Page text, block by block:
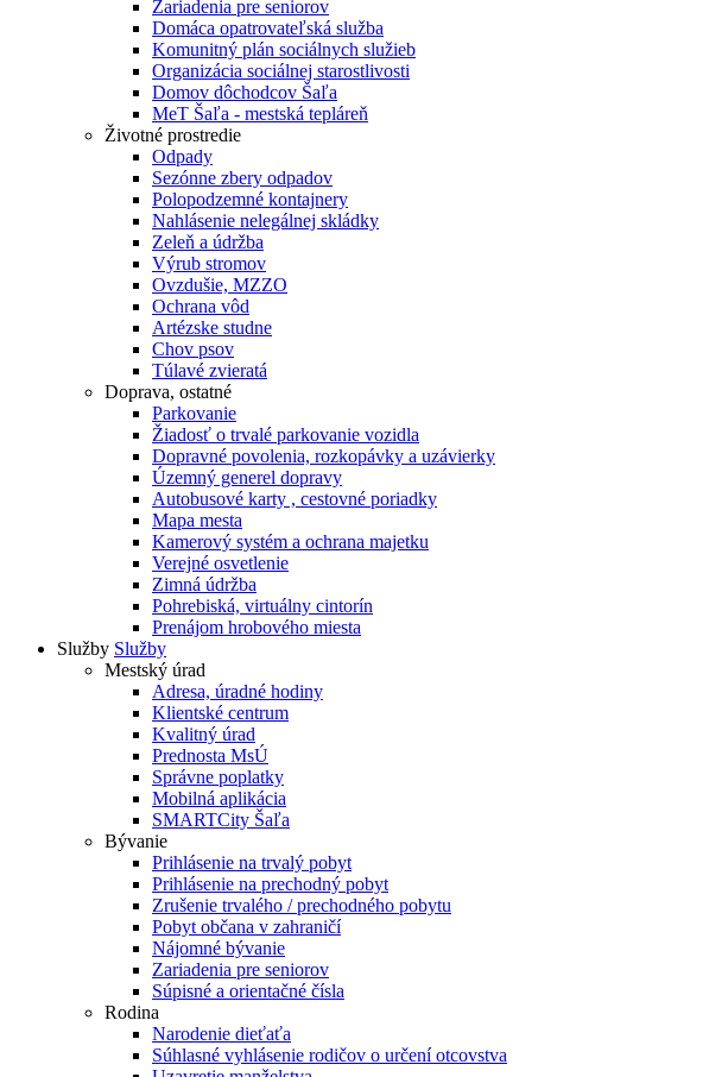
Zariadenia pre seniorov
Domáca opatrovateľská služba
Komunitný plán sociálnych služieb
Organizácia sociálnej starostlivosti
Domov dôchodcov Šaľa
MeT Šaľa - mestská tepláreň
Životné prostredie
Odpady
Sezónne zbery odpadov
Polopodzemné kontajnery
Nahlásenie nelegálnej skládky
Zeleň a údržba
Výrub stromov
Ovzdušie, MZZO
Ochrana vôd
Artézske studne
Chov psov
Túlavé zvieratá
Doprava, ostatné
Parkovanie
Žiadosť o trvalé parkovanie vozidla
Dopravné povolenia, rozkopávky a uzávierky
Územný generel dopravy
Autobusové karty , cestovné poriadky
Mapa mesta
Kamerový systém a ochrana majetku
Verejné osvetlenie
Zimná údržba
Pohrebiská, virtuálny cintorín
Prenájom hrobového miesta
Služby Služby
Mestský úrad
Adresa, úradné hodiny
Klientské centrum
Kvalitný úrad
Prednosta MsÚ
Správne poplatky
Mobilná aplikácia
SMARTCity Šaľa
Bývanie
Prihlásenie na trvalý pobyt
Prihlásenie na prechodný pobyt
Zrušenie trvalého / prechodného pobytu
Pobyt občana v zahraničí
Nájomné bývanie
Zariadenia pre seniorov
Súpisné a orientačné čísla
Rodina
Narodenie dieťaťa
Súhlasné vyhlásenie rodičov o určení otcovstva